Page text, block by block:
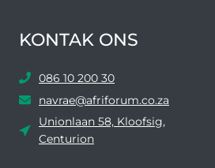
KONTAK ONS
086 10 200 30
navrae@afriforum.co.za
Unionlaan 58, Kloofsig,
Centurion